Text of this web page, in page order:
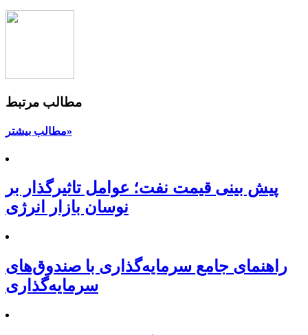
مطالب مرتبط
مطالب بیشتر»
پیش بینی قیمت نفت؛ عوامل تاثیرگذار بر
نوسان بازار انرژی
راهنمای جامع سرمایه‌گذاری با صندوق‌های
سرمایه‌گذاری